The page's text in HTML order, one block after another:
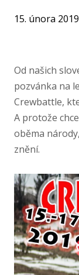
15. února
Od našich
pozvánka na
Crewbattle,
A protože
oběma
znění.